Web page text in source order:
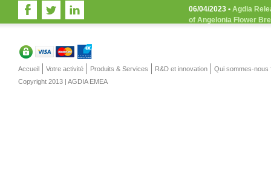
06/04/2023 • Agdia
of Angelonia Flower
Accueil Votre activité Produits & Services R&D et innovation
Qui sommes-nous
Copyright 2013 | AGDIA EMEA